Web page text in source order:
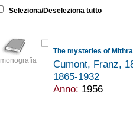
Seleziona/Deseleziona tutto
monografia
The mysteries of Mithra
Cumont, Franz,
1865-1932
Anno: 1956